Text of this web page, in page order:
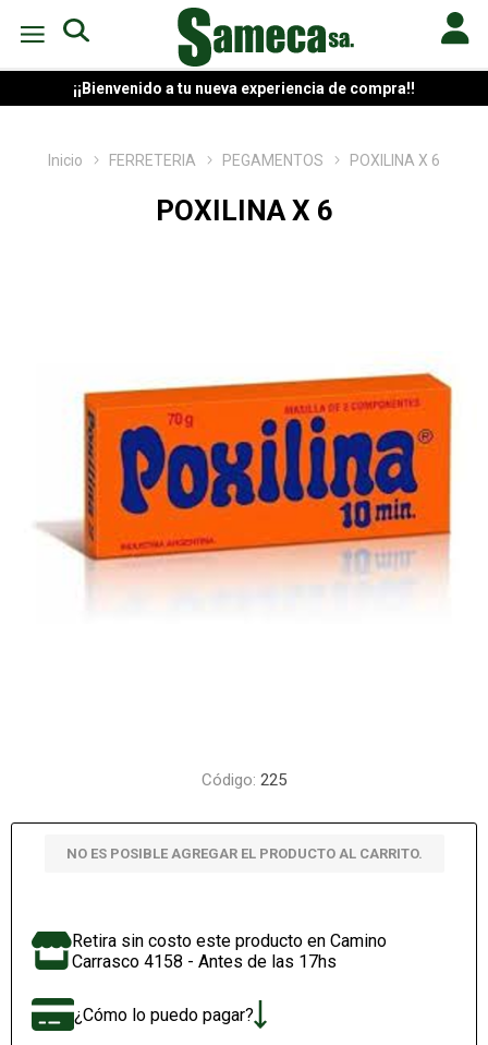
¡¡Bienvenido a tu nueva experiencia de compra!!
Inicio FERRETERIA PEGAMENTOS POXILINA X 6
POXILINA X 6
Código: 225
NO ES POSIBLE AGREGAR EL PRODUCTO AL CARRITO.
Retira sin costo este producto en Camino
Carrasco 4158 - Antes de las 17hs
¿Cómo lo puedo pagar?